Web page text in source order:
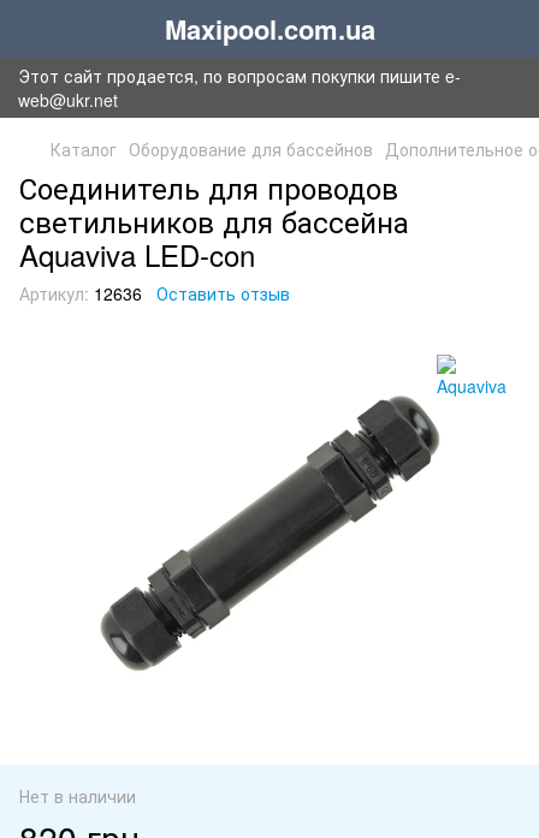
Maxipool.com.ua
Этот сайт продается, по вопросам покупки пишите e-
web@ukr.net
Каталог Оборудование для бассейнов Дополнительное
Соединитель для проводов
светильников для бассейна
Aquaviva LED-con
Артикул: 12636 Оставить отзыв
Нет в наличии